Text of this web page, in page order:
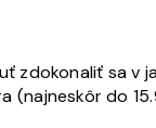
zdokonaliť sa v
(najneskôr do